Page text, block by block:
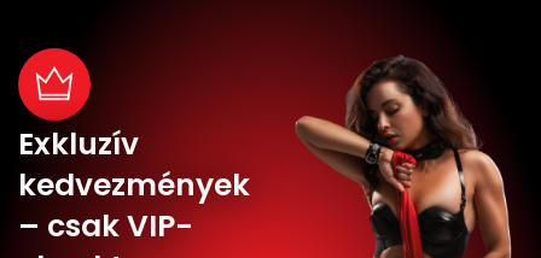
Exkluzív
kedvezmények
– csak VIP-